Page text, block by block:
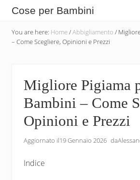
Menu
Skip
main
content
Skip
secondary
navigation
Skip
primary
sidebar
Cose per Bambini
Servono
You are here: Home/Abbigliamento /
– Come Scegliere, Opinioni e Prezzi
Migliore Pigiama
Bambini – Come
Opinioni e Prezzi
Aggiornato il19 Gennaio 2026 da
Indice